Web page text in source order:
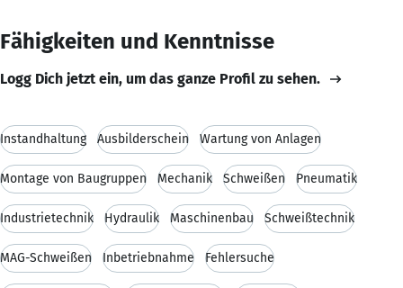
Fähigkeiten und Kenntnisse
Logg Dich jetzt ein, um das ganze Profil zu sehen.
Instandhaltung Ausbilderschein Wartung von Anlagen
Montage von Baugruppen Mechanik Schweißen Pneumatik
Industrietechnik Hydraulik Maschinenbau Schweißtechnik
MAG-Schweißen Inbetriebnahme Fehlersuche